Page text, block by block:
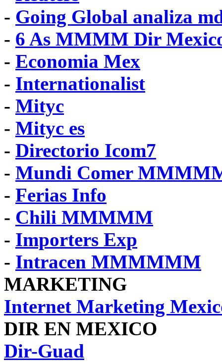
- Going Global analiza
- 6 As MMMM Dir
- Economia Mex
- Internationalist
- Mityc
- Mityc es
- Directorio Icom7
- Mundi Comer
- Ferias Info
- Chili MMMMM
- Importers Exp
- Intracen MMMMMM
MARKETING
Internet Marketing
DIR EN MEXICO
Dir-Guad